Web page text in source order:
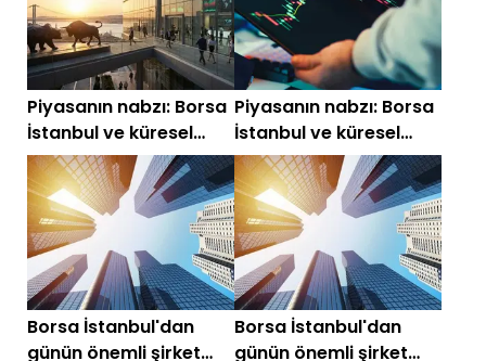
Piyasanın nabzı: Borsa
İstanbul ve küresel
piyasalarda gün
başlarken (17 Haziran)
Piyasanın nabzı: Borsa
İstanbul ve küresel
piyasalarda gün
başlarken (4 Mayıs)
Borsa İstanbul'dan
günün önemli şirket
Borsa İstanbul'dan
günün önemli şirket